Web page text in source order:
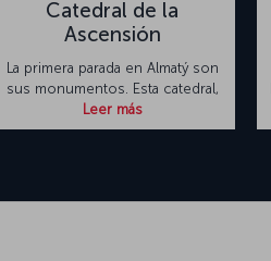
Catedral de la
Ascensión
La primera parada en Almatý son
sus monumentos. Esta catedral,
Leer más